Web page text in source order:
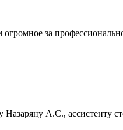
за
А.С., ассистенту